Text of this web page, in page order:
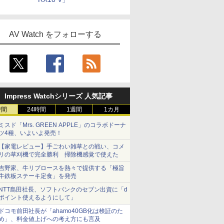
AV Watch をフォローする
Impress Watchシリーズ 人気記事
24時間 1週間 1カ月
スド「Mrs. GREEN APPLE」のコラボドーナ
4種、いよいよ発売！
家電レビュー】手ごわい雑草との戦い、コメ
の草刈機で完全勝利 掃除機感覚で使えた
野家、牛リブロースを熱々で提供する「極旨
鉄板ステーキ定食」を発売
島田社長、ソフトバンクのセブン出資に「d
イント使えるようにして」
コモ前田社長が「ahamo40GB化は検証のた
」、料金値上げへの考え方にも言及